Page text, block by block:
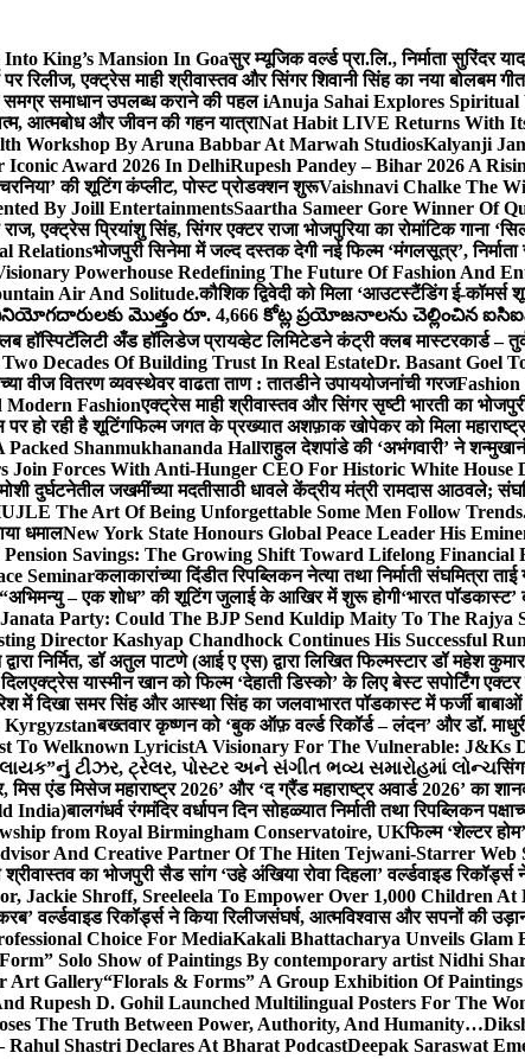
King’s Mansion In Goaसुर म्यूजिक वर्ल्ड प्रा.लि., निर्माता सुरिंदर
पर रिलीज, एक्ट्रेस माही श्रीवास्तव और सिंगर शिवानी सिंह का नया बोलबम गीत
समग्र समाधान उपलब्ध कराने की पहल iAnuja Sahai Explores
आत्मबोध और जीवन की गहन यात्राNat Habit LIVE Returns With
Workshop By Aruna Babbar At Marwah StudiosKalyanji
Award 2026 In DelhiRupesh Pandey – Bihar 2026 A
की शूटिंग कंप्लीट, पोस्ट प्रोडक्शन शुरूVaishnavi Chalke The
By Joill EntertainmentsSaartha Sameer Gore Winner Of
एक्ट्रेस प्रियांशु सिंह, सिंगर एक्टर राजा भोजपुरिया का रोमांटिक गाना
Relationsभोजपुरी सिनेमा में जल्द दस्तक देगी नई फिल्म ‘मंगलसूत्र’,
Powerhouse Redefining The Future Of Fashion And
Air And Solitude.कौशिक द्विवेदी को मिला ‘आउटस्टैंडिंग ई-
మొత్తం రూ. 4,666 కోట్ల ప్రయోజనాలను చెల్లించిన
हॉस्पिटॅलिटी अँड हॉलिडेज प्रायव्हेट लिमिटेडने कंट्री क्लब मास्टरकार्ड –
Decades Of Building Trust In Real EstateDr. Basant Goel
वीज वितरण व्यवस्थेवर वाढता ताण : तातडीने उपाययोजनांची गरजFashion
Modern Fashionएक्ट्रेस माही श्रीवास्तव और सिंगर सृष्टी भारती का
हो रही है शूटिंगफिल्म जगत के प्रख्यात अशफ़ाक खोपेकर को मिला
Packed Shanmukhananda Hallराहुल देशपांडे की ‘अभंगवारी’ ने
Join Forces With Anti-Hunger CEO For Historic White House
मोशी दुर्घटनेतील जखमींच्या मदतीसाठी धावले केंद्रीय मंत्री रामदास आठवले;
The Art Of Being Unforgettable Some Men Follow
धमालNew York State Honours Global Peace Leader His
Savings: The Growing Shift Toward Lifelong Financial
Seminarकलाकारांच्या दिंडीत रिपब्लिकन नेत्या तथा निर्माती संघमित्रा
– एक शोध” की शूटिंग जुलाई के आखिर में शुरू होगी‘भारत
Party: Could The BJP Send Kuldip Maity To The Rajya
Director Kashyap Chandhock Continues His Successful
निर्मित, डॉ अतुल पाटणे (आई ए एस) द्वारा लिखित फिल्मस्टार डॉ महेश
एक्ट्रेस यास्मीन खान को फिल्म ‘देहाती डिस्को’ के लिए बेस्ट सपोर्टिंग
में दिखा समर सिंह और आस्था सिंह का जलवाभारत पॉडकास्ट में फर्जी
बख्तवार कृष्णन को ‘बुक ऑफ़ वर्ल्ड रिकॉर्ड – लंदन’ और डॉ.
To Welknown LyricistA Visionary For The Vulnerable: J&Ks
ટીઝર, ટ્રેલર, પોસ્ટર અને સંગીત ભવ્ય સમારોહમાં લોન્ચ
मिस एंड मिसेज महाराष्ट्र 2026’ और ‘द ग्रैंड महाराष्ट्र अवार्ड 2026’ का
India)बालगंधर्व रंगमंदिर वर्धापन दिन सोहळ्यात निर्माती तथा रिपब्लिकन
from Royal Birmingham Conservatoire, UKफिल्म ‘शेल्टर
And Creative Partner Of The Hiten Tejwani-Starrer Web
का भोजपुरी सैड सांग ‘उहे अंखिया रोवा दिहला’ वर्ल्डवाइड रिकॉर्ड्स
Jackie Shroff, Sreeleela To Empower Over 1,000 Children
वर्ल्डवाइड रिकॉर्ड्स ने किया रिलीजसंघर्ष, आत्मविश्वास और सपनों की
Choice For MediaKakali Bhattacharya Unveils Glam
Form” Solo Show of Paintings By contemporary artist Nidhi
Art Gallery“Florals & Forms” A Group Exhibition Of
Rupesh D. Gohil Launched Multilingual Posters For The
The Truth Between Power, Authority, And Humanity…
Shastri Declares At Bharat PodcastDeepak Saraswat